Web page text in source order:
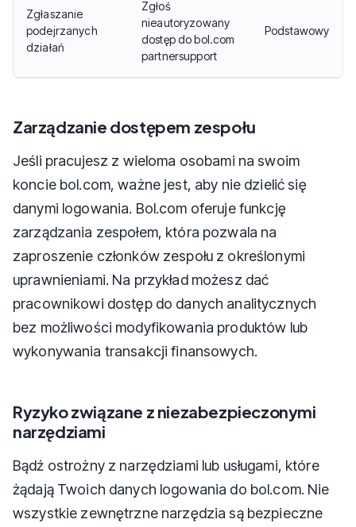
Zgłaszanie
podejrzanych
działań
Zgłoś
nieautoryzowany
dostęp do bol.com
partnersupport
Podstawowy
Zarządzanie dostępem zespołu
Jeśli pracujesz z wieloma osobami na swoim
koncie bol.com, ważne jest, aby nie dzielić się
danymi logowania. Bol.com oferuje funkcję
zarządzania zespołem, która pozwala na
zaproszenie członków zespołu z określonymi
uprawnieniami. Na przykład możesz dać
pracownikowi dostęp do danych analitycznych
bez możliwości modyfikowania produktów lub
wykonywania transakcji finansowych.
Ryzyko związane z niezabezpieczonymi
narzędziami
Bądź ostrożny z narzędziami lub usługami, które
żądają Twoich danych logowania do bol.com. Nie
wszystkie zewnętrzne narzędzia są bezpieczne